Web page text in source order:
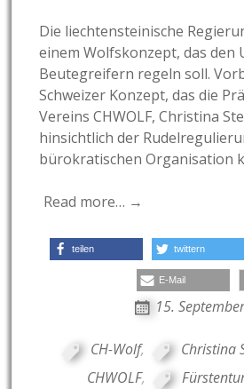
Die liechtensteinische
einem Wolfskonzept, das den
Beutegreifern regeln soll.
Schweizer Konzept, das die
Vereins CHWOLF, Christina
hinsichtlich der
bürokratischen Organisation
Read more… →
teilen twittern
E-Mail
15.
CH-Wolf, Christina
CHWOLF,